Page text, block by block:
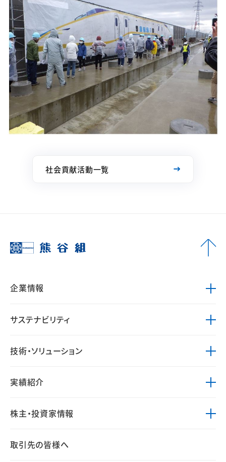
社会貢献活動一覧
企業情報
サステナビリティ
技術・ソリューション
実績紹介
株主・投資家情報
取引先の皆様へ